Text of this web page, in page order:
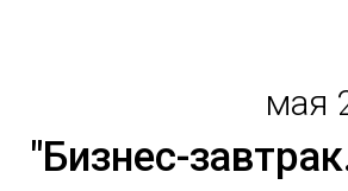
мая
"Бизнес-